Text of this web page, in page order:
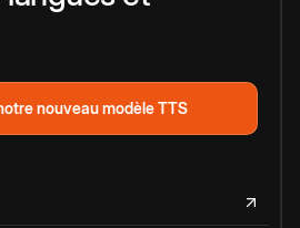
nouveau modèle TTS